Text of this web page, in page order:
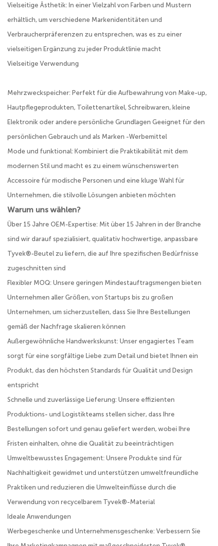
Vielseitige Ästhetik: In einer Vielzahl von Farben und Mustern
erhältlich, um verschiedene Markenidentitäten und
Verbraucherpräferenzen zu entsprechen, was es zu einer
vielseitigen Ergänzung zu jeder Produktlinie macht
Vielseitige Verwendung
Mehrzweckspeicher: Perfekt für die Aufbewahrung von Make-up,
Hautpflegeprodukten, Toilettenartikel, Schreibwaren, kleine
Elektronik oder andere persönliche Grundlagen Geeignet für den
persönlichen Gebrauch und als Marken -Werbemittel
Mode und funktional: Kombiniert die Praktikabilität mit dem
modernen Stil und macht es zu einem wünschenswerten
Accessoire für modische Personen und eine kluge Wahl für
Unternehmen, die stilvolle Lösungen anbieten möchten
Warum uns wählen?
Über 15 Jahre OEM-Expertise: Mit über 15 Jahren in der Branche
sind wir darauf spezialisiert, qualitativ hochwertige, anpassbare
Tyvek®-Beutel zu liefern, die auf Ihre spezifischen Bedürfnisse
zugeschnitten sind
Flexibler MOQ: Unsere geringen Mindestauftragsmengen bieten
Unternehmen aller Größen, von Startups bis zu großen
Unternehmen, um sicherzustellen, dass Sie Ihre Bestellungen
gemäß der Nachfrage skalieren können
Außergewöhnliche Handwerkskunst: Unser engagiertes Team
sorgt für eine sorgfältige Liebe zum Detail und bietet Ihnen ein
Produkt, das den höchsten Standards für Qualität und Design
entspricht
Schnelle und zuverlässige Lieferung: Unsere effizienten
Produktions- und Logistikteams stellen sicher, dass Ihre
Bestellungen sofort und genau geliefert werden, wobei Ihre
Fristen einhalten, ohne die Qualität zu beeinträchtigen
Umweltbewusstes Engagement: Unsere Produkte sind für
Nachhaltigkeit gewidmet und unterstützen umweltfreundliche
Praktiken und reduzieren die Umwelteinflüsse durch die
Verwendung von recycelbarem Tyvek®-Material
Ideale Anwendungen
Werbegeschenke und Unternehmensgeschenke: Verbessern Sie